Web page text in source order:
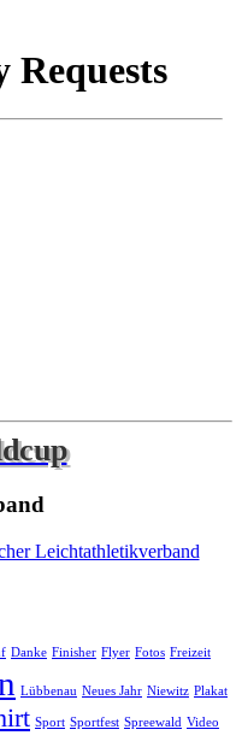
Danke Finisher Flyer Fotos Freizeit
Lübbenau Neues Jahr Niewitz Plakat
Sport Sportfest Spreewald Video